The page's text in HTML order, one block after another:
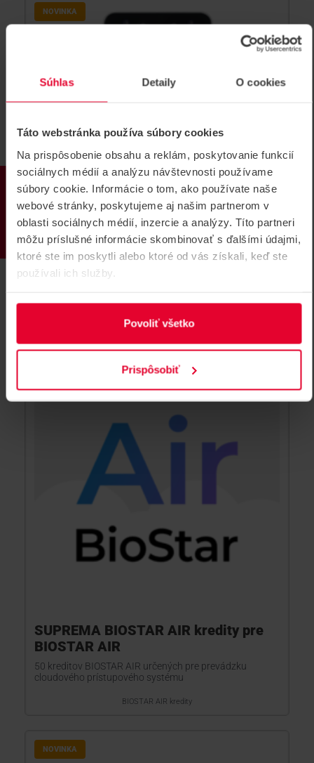
Súhlas Detaily O cookies
Táto webstránka používa súbory cookies
Na prispôsobenie obsahu a reklám, poskytovanie funkcií
sociálnych médií a analýzu návštevnosti používame
súbory cookie. Informácie o tom, ako používate naše
webové stránky, poskytujeme aj našim partnerom v
oblasti sociálnych médií, inzercie a analýzy. Títo partneri
môžu príslušné informácie skombinovať s ďalšími údajmi,
ktoré ste im poskytli alebo ktoré od vás získali, keď ste
používali ich služby.
Povoliť všetko
Prispôsobiť
PRODUKTY
NOVINKA
SUPREMA BioStation 3 BS3-APWB
...
BioStation 3 - APWB AIR
SUPREMA BIOSTAR AIR kredity pre
BIOSTAR AIR
50 kreditov BIOSTAR AIR určených pre prevádzku
cloudového prístupového systému
BIOSTAR AIR kredity
NOVINKA